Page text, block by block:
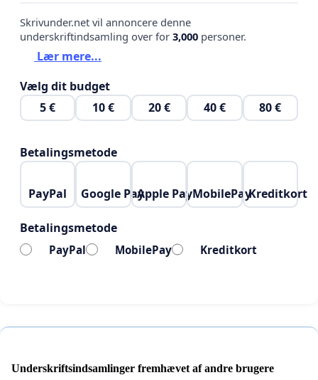
Skrivunder.net vil annoncere denne
underskriftindsamling over for 3,000 personer.
Lær mere...
Vælg dit budget
5 €
10 € 20 € 40 € 80 €
Betalingsmetode
PayPal Google PayApple PayMobilePayKreditkort
Betalingsmetode
PayPal MobilePay Kreditkort
Underskriftsindsamlinger fremhævet af andre brugere